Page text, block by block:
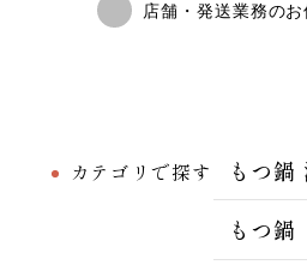
カテゴリで探す
もつ鍋
もつ鍋
店舗・発送業務のお